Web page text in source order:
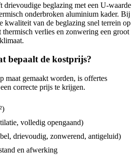
drievoudige beglazing met een U-waarde
onderbroken aluminium kader. Bij
kwaliteit van de beglazing snel terrein op
thermisch verlies en zonwering een groot
bepaalt de kostprijs?
maat gemaakt worden, is offertes
correcte prijs te krijgen.
volledig opengaand)
drievoudig, zonwerend, antigeluid)
en afwerking